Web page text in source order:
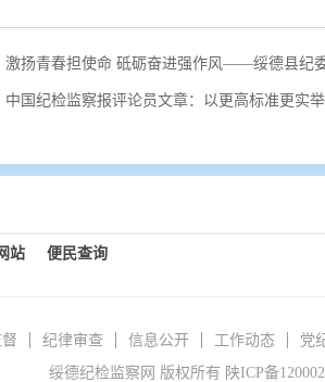
激扬青春担使命 砥砺奋进强作风——绥德县纪
中国纪检监察报评论员文章：以更高标准更实
站 便民查询
纪律审查 信息公开 工作动态 党
绥德纪检监察网 版权所有 陕ICP备